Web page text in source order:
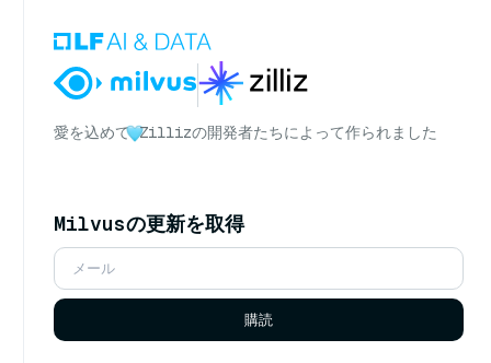
愛を込めて Zillizの開発者たちによって作られました
Milvusの更新を取得
購読